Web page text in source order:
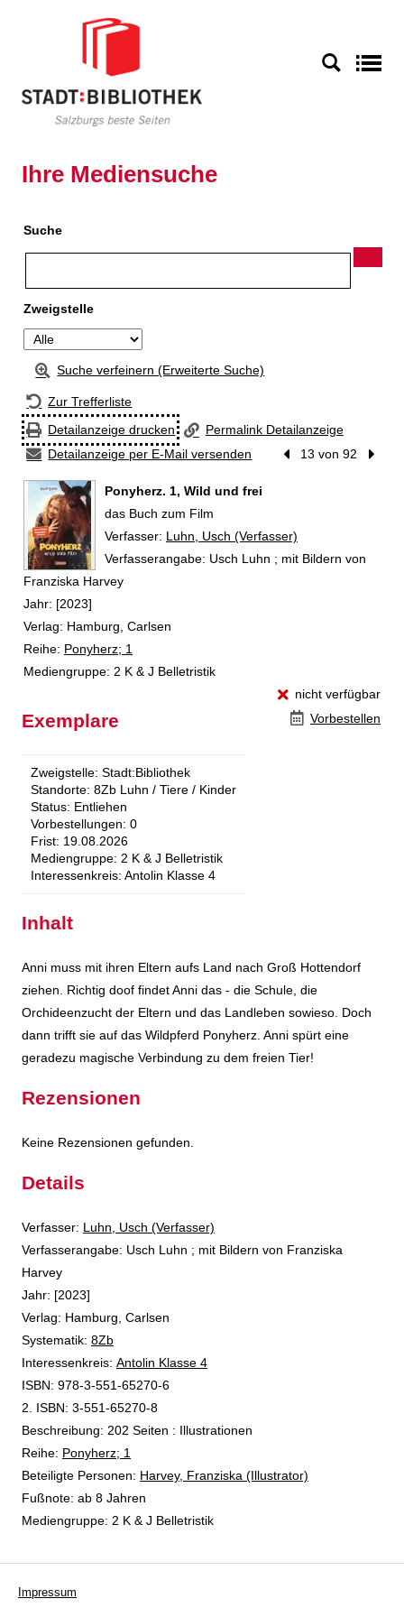
Ihre Mediensuche
Suche
Zweigstelle
Suche verfeinern (Erweiterte Suche)
Zur Trefferliste
Detailanzeige drucken
Permalink Detailanzeige
Detailanzeige per E-Mail versenden
Vorheriger Treffer
13 von 92
Ponyherz. 1, Wild und frei
das Buch zum Film
Verfasser: Suche nach diesem Verfasser
Luhn, Usch (Verfasser)
Verfasserangabe: Usch Luhn ; mit Bildern von
Franziska Harvey
Jahr: [2023]
Verlag: Hamburg, Carlsen
Reihe: Ponyherz; 1
Mediengruppe: 2 K & J Belletristik
nicht verfügbar
Vorbestellen
Exemplare
Zweigstelle: Stadt:Bibliothek
Standorte: 8Zb Luhn / Tiere / Kinder
Status: Entliehen
Vorbestellungen: 0
Frist: 19.08.2026
Mediengruppe: 2 K & J Belletristik
Interessenkreis: Antolin Klasse 4
Inhalt
Anni muss mit ihren Eltern aufs Land nach Groß Hottendorf
ziehen. Richtig doof findet Anni das - die Schule, die
Orchideenzucht der Eltern und das Landleben sowieso. Doch
dann trifft sie auf das Wildpferd Ponyherz. Anni spürt eine
geradezu magische Verbindung zu dem freien Tier!
Rezensionen
Keine Rezensionen gefunden.
Details
Verfasser: Suche nach diesem Verfasser
Luhn, Usch (Verfasser)
Verfasserangabe: Usch Luhn ; mit Bildern von Franziska
Harvey
Jahr: [2023]
Verlag: Hamburg, Carlsen
opens in new tab
Diesen Link in neuem Tab öffnen
Systematik: Suche nach dieser Systematik
8Zb
Interessenkreis: Suche nach diesem Interessenskreis
Antolin Klasse 4
ISBN: 978-3-551-65270-6
2. ISBN: 3-551-65270-8
Beschreibung: 202 Seiten : Illustrationen
Reihe: Ponyherz; 1
Beteiligte Personen: Suche nach dieser Beteiligten Person
Harvey, Franziska (Illustrator)
Fußnote: ab 8 Jahren
Mediengruppe: 2 K & J Belletristik
Impressum